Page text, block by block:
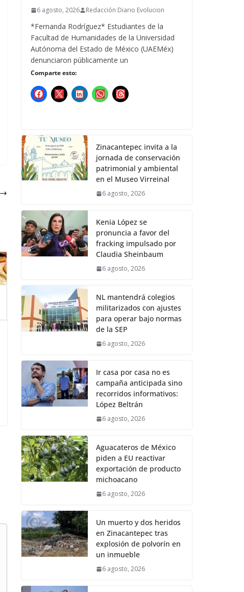
6 agosto, 2026 Redacción Diario Evolucion
*Fernanda Rodríguez* Estudiantes de la
Facultad de Humanidades de la Universidad
Autónoma del Estado de México (UAEMéx)
denunciaron públicamente un
Comparte esto:
Zinacantepec invita a la
jornada de conservación
patrimonial y ambiental
en el Museo Virreinal
6 agosto, 2026
Kenia López se
pronuncia a favor del
fracking impulsado por
Claudia Sheinbaum
6 agosto, 2026
NL mantendrá colegios
militarizados con ajustes
para operar bajo normas
de la SEP
6 agosto, 2026
Ir casa por casa no es
campaña anticipada sino
recorridos informativos:
López Beltrán
6 agosto, 2026
Aguacateros de México
piden a EU reactivar
exportación de producto
michoacano
6 agosto, 2026
Un muerto y dos heridos
en Zinacantepec tras
explosión de polvorín en
un inmueble
6 agosto, 2026